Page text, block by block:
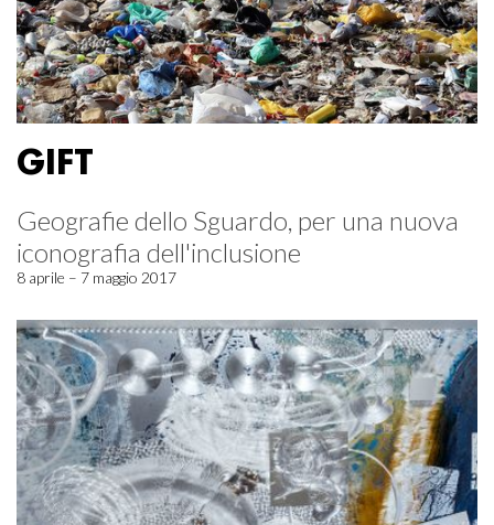
GIFT
Geografie dello Sguardo, per una nuova
iconografia dell'inclusione
8 aprile – 7 maggio 2017